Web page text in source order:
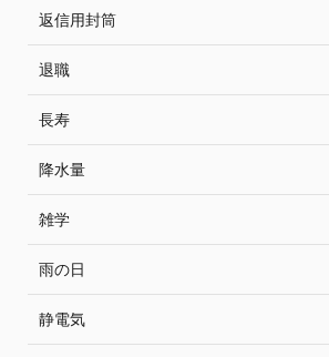
返信用封筒
退職
長寿
降水量
雑学
雨の日
静電気